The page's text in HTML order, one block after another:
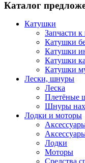
Каталог
Катушки
Запчасти
Катушки
Катушки
Катушки
Катушки
Лески, шнуры
Леска
Плетёные
Шнуры
Лодки и моторы
Лодки
Моторы
Средства